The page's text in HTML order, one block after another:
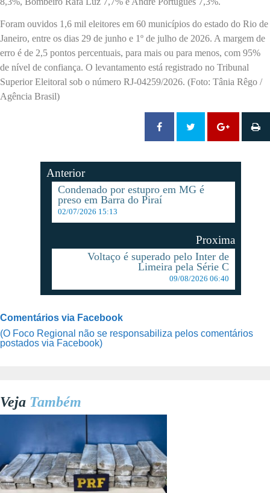
Foram ouvidos 1,6 mil eleitores em 60 municípios do estado do Rio de
Janeiro, entre os dias 29 de junho e 1º de julho de 2026. A margem de
erro é de 2,5 pontos percentuais, para mais ou para menos, com 95%
de nível de confiança. O levantamento está registrado no Tribunal
Superior Eleitoral sob o número RJ-04259/2026. (Foto: Tânia Rêgo /
Agência Brasil)
Anterior
Condenado por estupro em MG é
preso em Barra do Piraí
02/07/2026 15:13
Proxima
Voltaço é superado pelo Inter de
Limeira pela Série C
09/08/2026 06:40
Comentários via Facebook
(O Foco Regional não se responsabiliza pelos comentários
postados via Facebook)
Veja Também